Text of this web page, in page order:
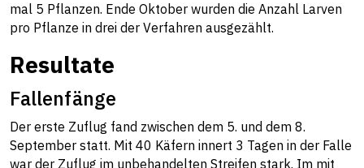
mal 5 Pflanzen. Ende Oktober wurden die Anzahl Larven
pro Pflanze in drei der Verfahren ausgezählt.
Resultate
Fallenfänge
Der erste Zuflug fand zwischen dem 5. und dem 8.
September statt. Mit 40 Käfern innert 3 Tagen in der Falle
war der Zuflug im unbehandelten Streifen stark. Im mit